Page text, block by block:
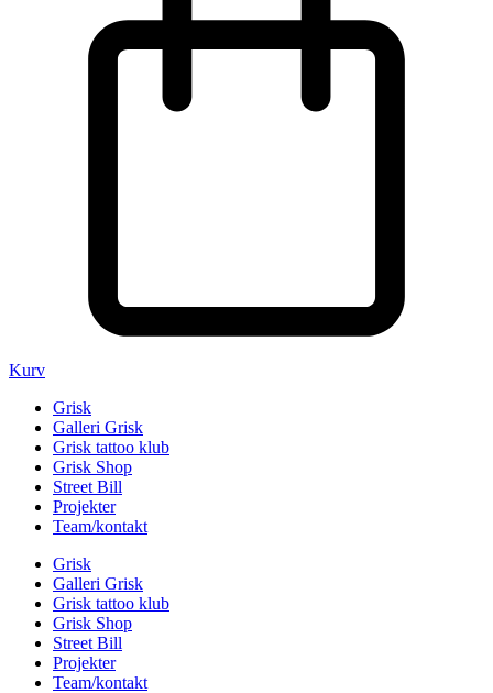
Kurv
Grisk
Galleri Grisk
Grisk tattoo klub
Grisk Shop
Street Bill
Projekter
Team/kontakt
Grisk
Galleri Grisk
Grisk tattoo klub
Grisk Shop
Street Bill
Projekter
Team/kontakt